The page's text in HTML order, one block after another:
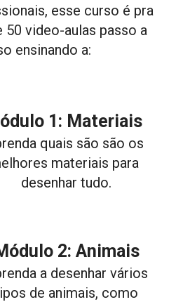
esse curso é pra
50 video-aulas passo a
ensinando a:
1: Materiais
quais são são os
materiais para
desenhar tudo.
2: Animais
a desenhar vários
de animais, como